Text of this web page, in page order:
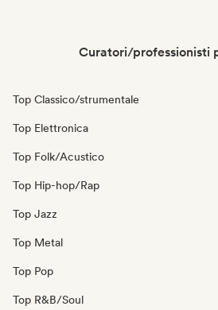
Curatori/professionisti
Top Classico/strumentale
Top Elettronica
Top Folk/Acustico
Top Hip-hop/Rap
Top Jazz
Top Metal
Top Pop
Top R&B/Soul